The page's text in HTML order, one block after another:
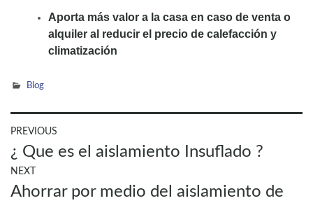
Aporta más valor a la casa en caso de venta o
alquiler al reducir el precio de calefacción y
climatización
Blog
Navegación
de
entradas
PREVIOUS
Previous
post:
¿ Que es el aislamiento Insuflado ?
NEXT
Next
Ahorrar por medio del aislamiento de